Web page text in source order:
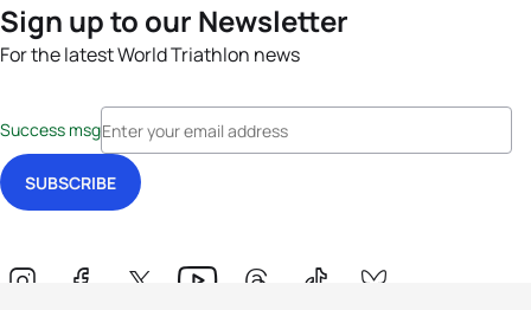
Sign up to our Newsletter
For the latest World Triathlon news
Success msg